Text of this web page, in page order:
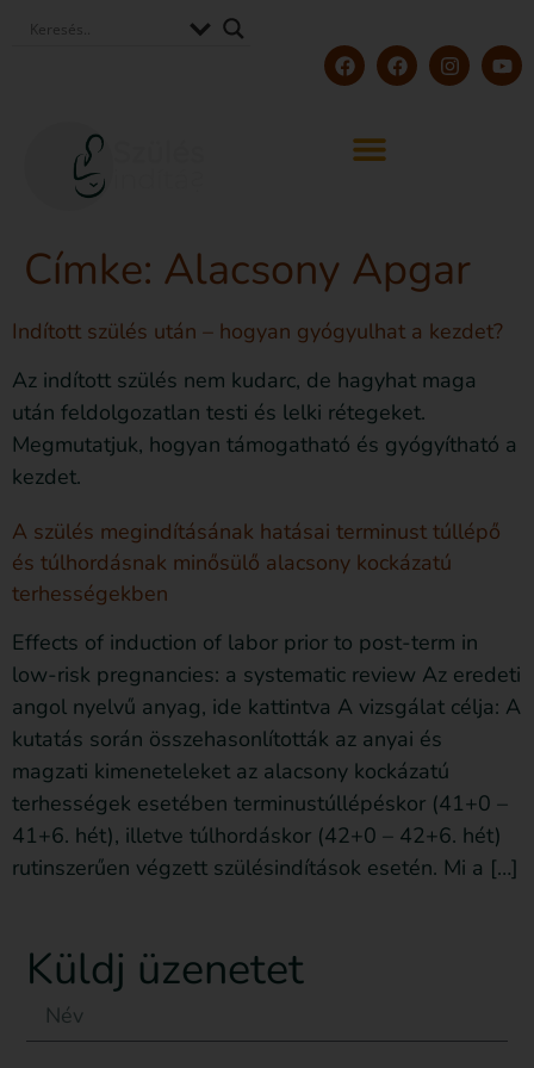
Címke: Alacsony Apgar
Indított szülés után – hogyan gyógyulhat a kezdet?
Az indított szülés nem kudarc, de hagyhat maga
után feldolgozatlan testi és lelki rétegeket.
Megmutatjuk, hogyan támogatható és gyógyítható a
kezdet.
A szülés megindításának hatásai terminust túllépő
és túlhordásnak minősülő alacsony kockázatú
terhességekben
Effects of induction of labor prior to post-term in
low-risk pregnancies: a systematic review Az eredeti
angol nyelvű anyag, ide kattintva A vizsgálat célja: A
kutatás során összehasonlították az anyai és
magzati kimeneteleket az alacsony kockázatú
terhességek esetében terminustúllépéskor (41+0 –
41+6. hét), illetve túlhordáskor (42+0 – 42+6. hét)
rutinszerűen végzett szülésindítások esetén. Mi a […]
Küldj üzenetet